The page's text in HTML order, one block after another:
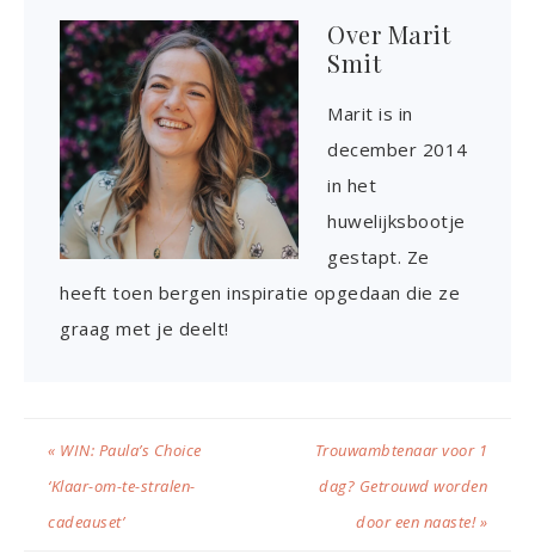
Over Marit
Smit
Marit is in
december 2014
in het
huwelijksbootje
gestapt. Ze
heeft toen bergen inspiratie opgedaan die ze
graag met je deelt!
« WIN: Paula’s Choice
‘Klaar-om-te-stralen-
cadeauset’
Trouwambtenaar voor 1
dag? Getrouwd worden
door een naaste! »